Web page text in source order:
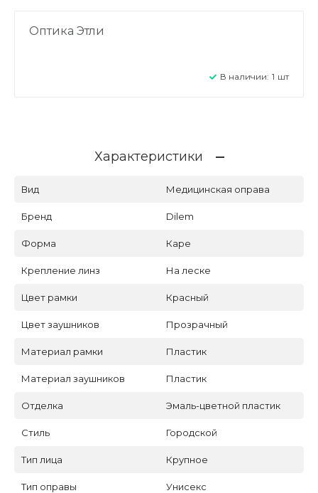
Оптика Этли
В наличии: 1 шт
Характеристики
Вид Медицинская оправа
Бренд Dilem
Форма Каре
Крепление линз На леске
Цвет рамки Красный
Цвет заушников Прозрачный
Материал рамки Пластик
Материал заушников Пластик
Отделка Эмаль-цветной пластик
Стиль Городской
Тип лица Крупное
Тип оправы Унисекс